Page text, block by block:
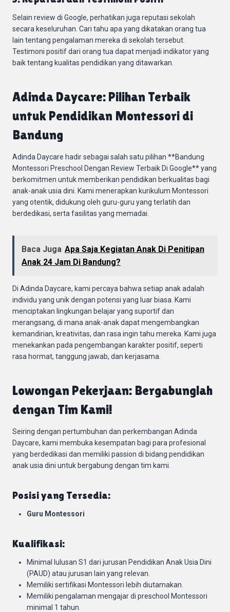
Selain review di Google, perhatikan juga reputasi sekolah
secara keseluruhan. Cari tahu apa yang dikatakan orang tua
lain tentang pengalaman mereka di sekolah tersebut.
Testimoni positif dari orang tua dapat menjadi indikator yang
baik tentang kualitas pendidikan yang ditawarkan.
Adinda Daycare: Pilihan Terbaik
untuk Pendidikan Montessori di
Bandung
Adinda Daycare hadir sebagai salah satu pilihan **Bandung
Montessori Preschool Dengan Review Terbaik Di Google** yang
berkomitmen untuk memberikan pendidikan berkualitas bagi
anak-anak usia dini. Kami menerapkan kurikulum Montessori
yang otentik, didukung oleh guru-guru yang terlatih dan
berdedikasi, serta fasilitas yang memadai.
Baca Juga Apa Saja Kegiatan Anak Di Penitipan
Anak 24 Jam Di Bandung?
Di Adinda Daycare, kami percaya bahwa setiap anak adalah
individu yang unik dengan potensi yang luar biasa. Kami
menciptakan lingkungan belajar yang suportif dan
merangsang, di mana anak-anak dapat mengembangkan
kemandirian, kreativitas, dan rasa ingin tahu mereka. Kami juga
menekankan pada pengembangan karakter positif, seperti
rasa hormat, tanggung jawab, dan kerjasama.
Lowongan Pekerjaan: Bergabunglah
dengan Tim Kami!
Seiring dengan pertumbuhan dan perkembangan Adinda
Daycare, kami membuka kesempatan bagi para profesional
yang berdedikasi dan memiliki passion di bidang pendidikan
anak usia dini untuk bergabung dengan tim kami.
Posisi yang Tersedia:
Guru Montessori
Kualifikasi:
Minimal lulusan S1 dari jurusan Pendidikan Anak Usia Dini
(PAUD) atau jurusan lain yang relevan.
Memiliki sertifikasi Montessori lebih diutamakan.
Memiliki pengalaman mengajar di preschool Montessori
minimal 1 tahun.